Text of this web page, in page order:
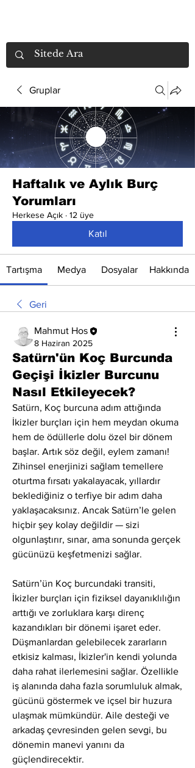
Gruplar
Haftalık ve Aylık Burç
Yorumları
Herkese Açık · 12 üye
Katıl
Tartışma Medya Dosyalar Hakkında
Geri
Mahmut Hos
8 Haziran 2025
Satürn'ün Koç Burcunda
Geçişi İkizler Burcunu
Nasıl Etkileyecek?
Satürn, Koç burcuna adım attığında
İkizler burçları için hem meydan okuma
hem de ödüllerle dolu özel bir dönem
başlar. Artık söz değil, eylem zamanı!
Zihinsel enerjinizi sağlam temellere
oturtma fırsatı yakalayacak, yıllardır
beklediğiniz o terfiye bir adım daha
yaklaşacaksınız. Ancak Satürn’le gelen
hiçbir şey kolay değildir — sizi
olgunlaştırır, sınar, ama sonunda gerçek
gücünüzü keşfetmenizi sağlar.
Satürn’ün Koç burcundaki transiti,
İkizler burçları için fiziksel dayanıklılığın
arttığı ve zorluklara karşı direnç
kazandıkları bir dönemi işaret eder.
Düşmanlardan gelebilecek zararların
etkisiz kalması, İkizler'in kendi yolunda
daha rahat ilerlemesini sağlar. Özellikle
iş alanında daha fazla sorumluluk almak,
gücünü göstermek ve içsel bir huzura
ulaşmak mümkündür. Aile desteği ve
arkadaş çevresinden gelen sevgi, bu
dönemin manevi yanını da
güçlendirecektir.